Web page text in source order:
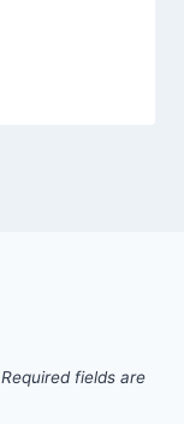
Required fields are